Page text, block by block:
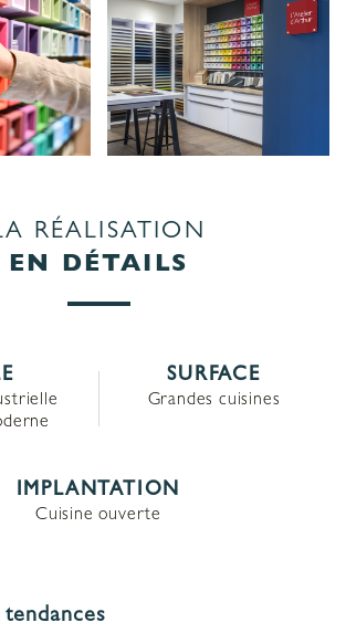
RÉALISATION
EN DÉTAILS
SURFACE
Grandes cuisines
IMPLANTATION
Cuisine ouverte